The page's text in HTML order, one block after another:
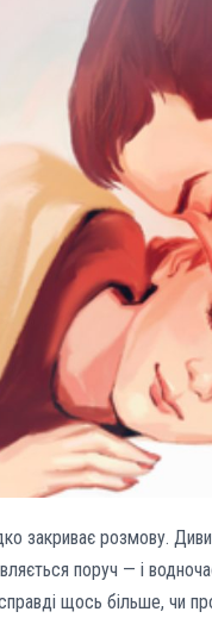
закриває розмову.
поруч — і
щось більше, чи